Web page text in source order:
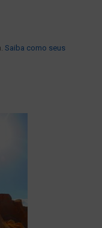
Saiba como seus